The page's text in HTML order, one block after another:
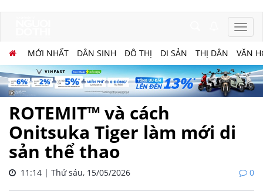
MỚI NHẤT DÂN SINH ĐÔ THỊ DI SẢN THỊ DÂN VĂN
ROTEMIT™ và cách
Onitsuka Tiger làm mới di
sản thể thao
11:14 | Thứ sáu, 15/05/2026 0